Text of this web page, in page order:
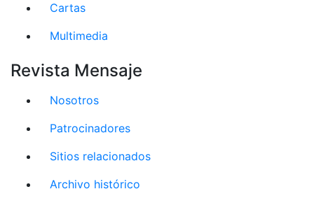
Cartas
Multimedia
Revista Mensaje
Nosotros
Patrocinadores
Sitios relacionados
Archivo histórico